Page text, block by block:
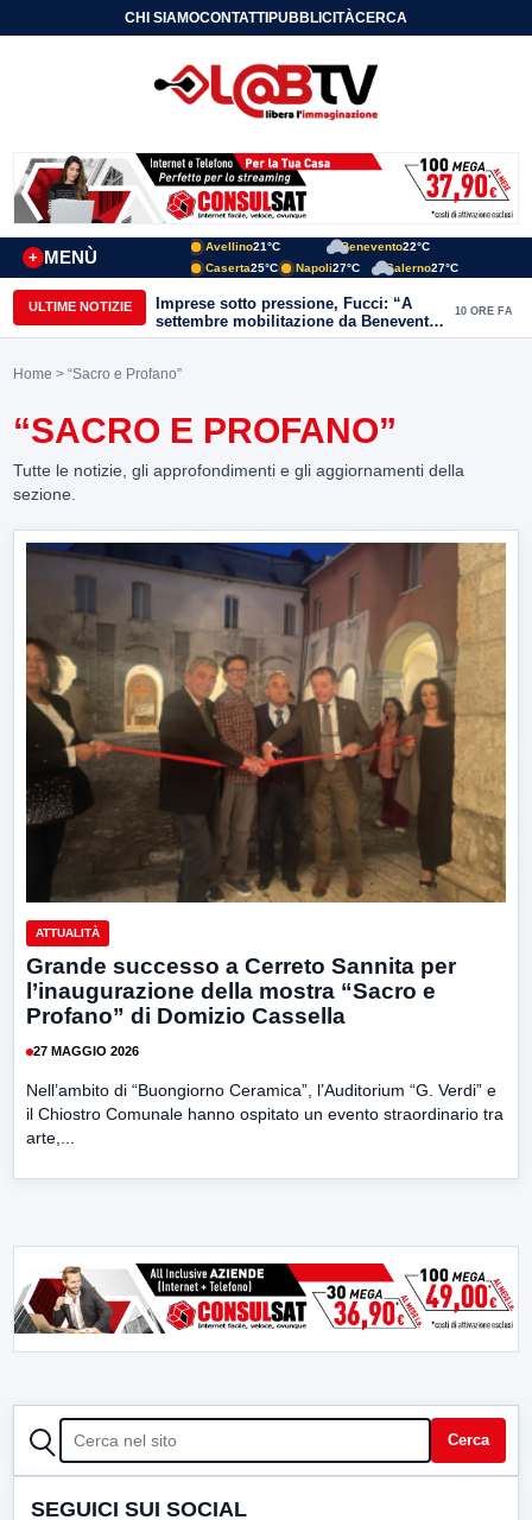
CHI SIAMOCONTATTIPUBBLICITÀCERCA
MENÙ
+
Avellino21°C Benevento22°C
Caserta25°C Napoli27°C Salerno27°C
ULTIME NOTIZIE
Imprese sotto pressione, Fucci: “A
settembre mobilitazione da Benevento
e Avellino”
10 ORE FA
Home > “Sacro e Profano”
“SACRO E PROFANO”
Tutte le notizie, gli approfondimenti e gli aggiornamenti della
sezione.
ATTUALITÀ
Grande successo a Cerreto Sannita per
l’inaugurazione della mostra “Sacro e
Profano” di Domizio Cassella
27 MAGGIO 2026
Nell’ambito di “Buongiorno Ceramica”, l’Auditorium “G. Verdi” e
il Chiostro Comunale hanno ospitato un evento straordinario tra
arte,...
CERCA Cerca
SEGUICI SUI SOCIAL